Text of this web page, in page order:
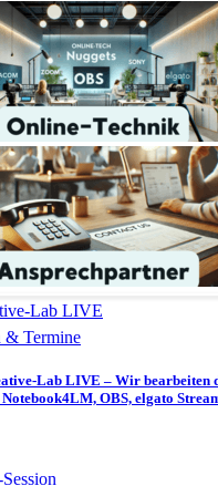
Lab LIVE
& Termine
Lab LIVE – Wir bearbeiten
OBS, elgato